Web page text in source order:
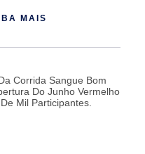
MAIS
Corrida Sangue Bom
Do Junho Vermelho
Mil Participantes.